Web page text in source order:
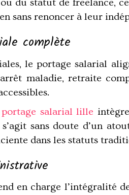
du statut de freelance,
sans renoncer à leur
complète
, le portage salarial
maladie, retraite
portage salarial lille
sans doute d’un
dans les statuts
en charge l’intégralité